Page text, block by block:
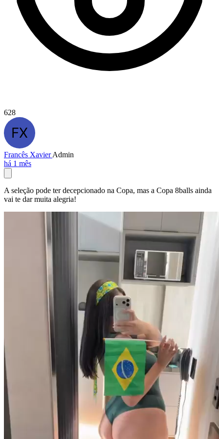
628
Francês XavierAdmin
há 1 mês
A seleção pode ter decepcionado na Copa, mas a Copa 8balls ainda
vai te dar muita alegria!